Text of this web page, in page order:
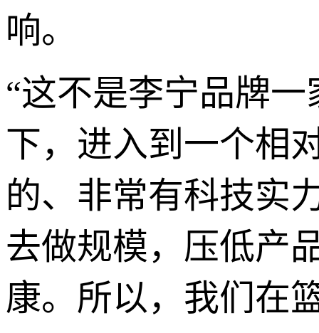
响。
“这不是李宁品牌
下，进入到一个相
的、非常有科技实
去做规模，压低产
康。所以，我们在